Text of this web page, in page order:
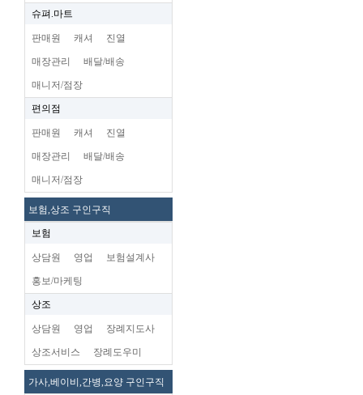
슈펴.마트
판매원 캐셔 진열
매장관리 배달/배송
매니저/점장
편의점
판매원 캐셔 진열
매장관리 배달/배송
매니저/점장
보험,상조 구인구직
보험
상담원 영업 보험설계사
홍보/마케팅
상조
상담원 영업 장례지도사
상조서비스 장례도우미
가사,베이비,간병,요양 구인구직